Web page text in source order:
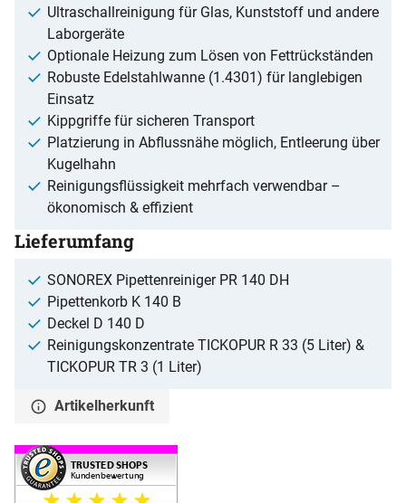
Ultraschallreinigung für Glas, Kunststoff und andere
Laborgeräte
Optionale Heizung zum Lösen von Fettrückständen
Robuste Edelstahlwanne (1.4301) für langlebigen
Einsatz
Kippgriffe für sicheren Transport
Platzierung in Abflussnähe möglich, Entleerung über
Kugelhahn
Reinigungsflüssigkeit mehrfach verwendbar –
ökonomisch & effizient
Lieferumfang
SONOREX Pipettenreiniger PR 140 DH
Pipettenkorb K 140 B
Deckel D 140 D
Reinigungskonzentrate TICKOPUR R 33 (5 Liter) &
TICKOPUR TR 3 (1 Liter)
Artikelherkunft